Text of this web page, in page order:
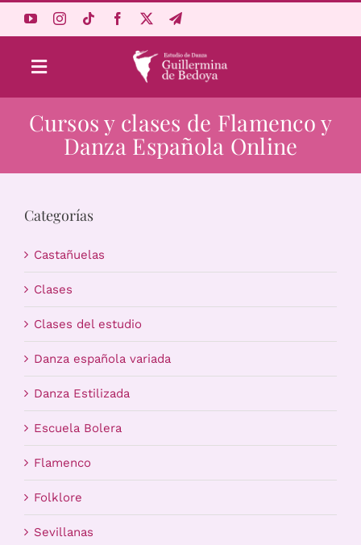
Toggle
Navigation
Aprende Online
Estudio
Carrito
Cursos y clases de Flamenco y
Danza Española Online
Categorías
Castañuelas
Clases
Clases del estudio
Danza española variada
Danza Estilizada
Escuela Bolera
Flamenco
Folklore
Sevillanas